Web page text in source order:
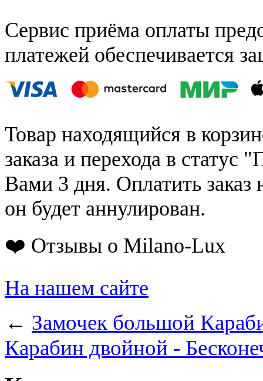
Сервис приёма оплаты
платежей обеспечивается
Товар находящийся в
заказа и перехода в статус
Вами 3 дня. Оплатить заказ
он будет аннулирован.
❤️ Отзывы о Milano-Lux
На нашем сайте
← Замочек большой
Карабин двойной -